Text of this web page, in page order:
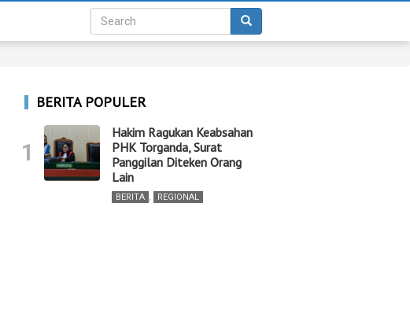
BERITA POPULER
1
Hakim Ragukan Keabsahan
PHK Torganda, Surat
Panggilan Diteken Orang
Lain
BERITA , REGIONAL